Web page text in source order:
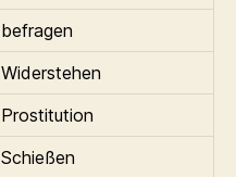
befragen
Widerstehen
Prostitution
Schießen